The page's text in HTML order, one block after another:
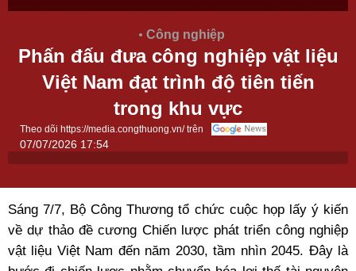
Công nghiệp
Phấn đấu đưa công nghiệp vật liệu
Việt Nam đạt trình độ tiên tiến
trong khu vực
Theo dõi https://media.congthuong.vn/ trên
07/07/2026 17:54
Sáng 7/7, Bộ Công Thương tổ chức cuộc họp lấy ý kiến
về dự thảo đề cương Chiến lược phát triển công nghiệp
vật liệu Việt Nam đến năm 2030, tầm nhìn 2045. Đây là